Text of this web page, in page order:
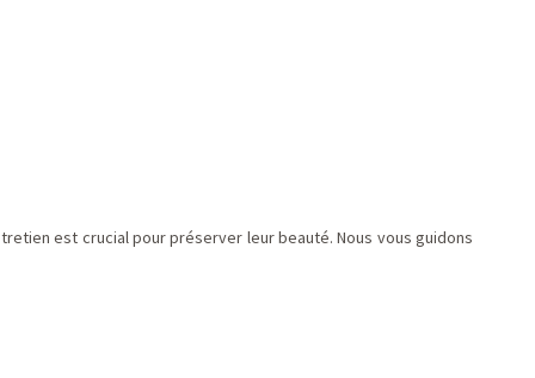
est crucial pour préserver leur beauté. Nous vous guidons